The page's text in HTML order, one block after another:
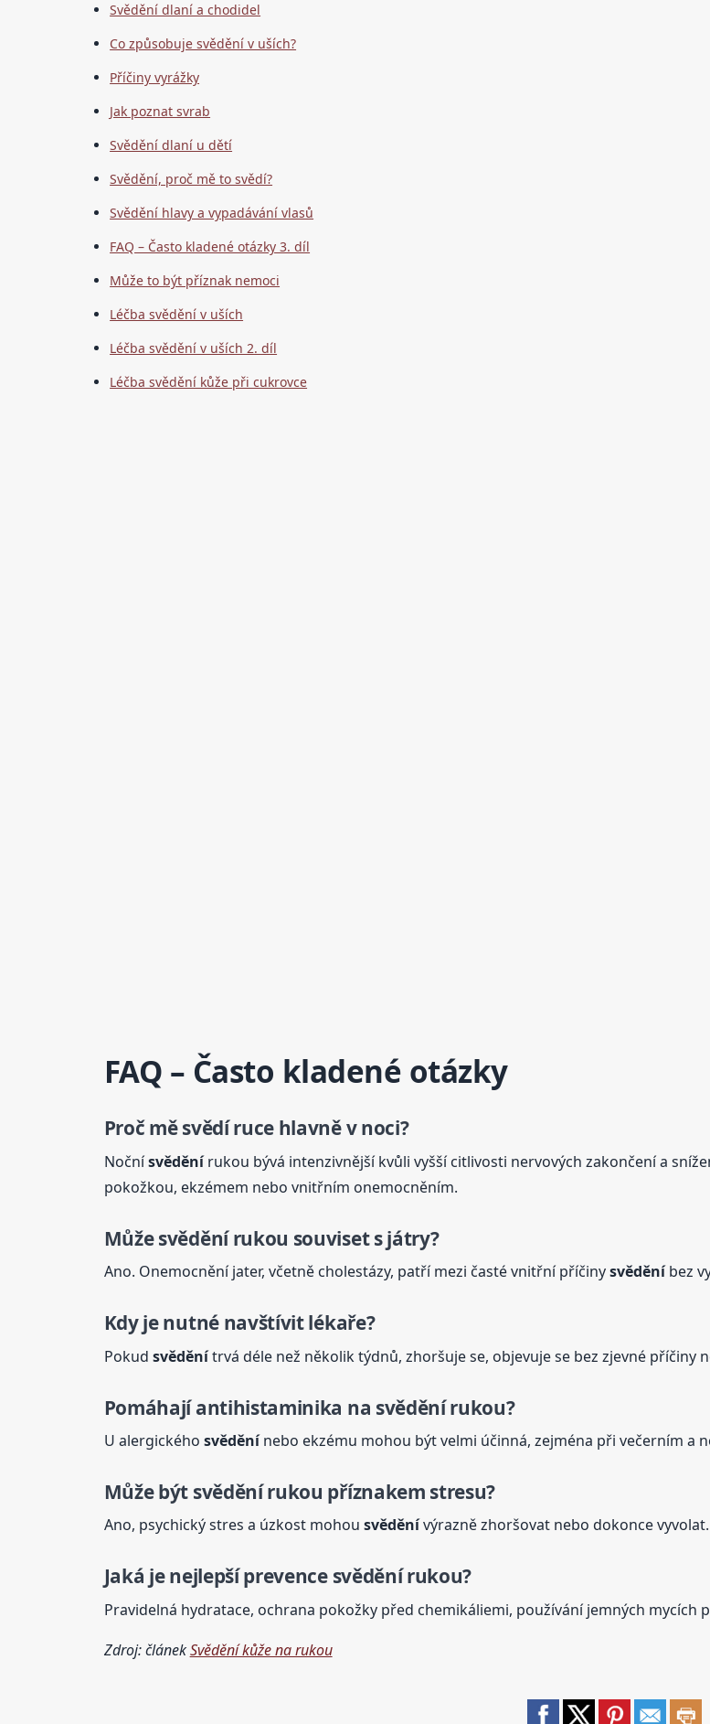
Svědění dlaní a chodidel
Co způsobuje svědění v uších?
Příčiny vyrážky
Jak poznat svrab
Svědění dlaní u dětí
Svědění, proč mě to svědí?
Svědění hlavy a vypadávání vlasů
FAQ – Často kladené otázky 3. díl
Může to být příznak nemoci
Léčba svědění v uších
Léčba svědění v uších 2. díl
Léčba svědění kůže při cukrovce
FAQ – Často kladené otázky
Proč mě svědí ruce hlavně v noci?
Nočnísvěděnírukou bývá intenzivnější kvůli vyšší citlivosti nervových zakončení a
pokožkou, ekzémem nebo vnitřním onemocněním.
Můžesvěděnírukou souviset s játry?
Ano. Onemocnění jater, včetně cholestázy, patří mezi časté vnitřní příčinysvěděníbez
Kdy je nutné navštívit lékaře?
Pokud svěděnítrvá déle než několik týdnů, zhoršuje se, objevuje se bez zjevné příčiny
Pomáhají antihistaminika na svěděnírukou?
U alergického svěděnínebo ekzému mohou být velmi účinná, zejména při večerním a
Může být svěděnírukou příznakem stresu?
Ano, psychický stres a úzkost mohou svěděnívýrazně zhoršovat nebo dokonce vyvolat.
Jaká je nejlepší prevence svěděnírukou?
Pravidelná hydratace, ochrana pokožky před chemikáliemi, používání jemných mycích
Zdroj: článekSvědění kůže na rukou